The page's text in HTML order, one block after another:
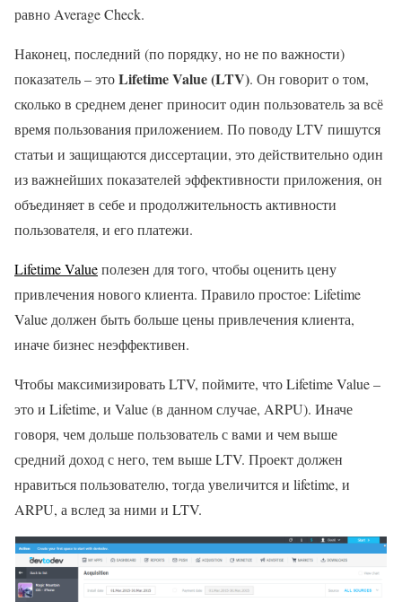
равно Average Check.
Наконец, последний (по порядку, но не по важности)
показатель – этоLifetime Value (LTV). Он говорит о том,
сколько в среднем денег приносит один пользователь за всё
время пользования приложением. По поводу LTV пишутся
статьи и защищаются диссертации, это действительно один
из важнейших показателей эффективности приложения, он
объединяет в себе и продолжительность активности
пользователя, и его платежи.
Lifetime Valueполезен для того, чтобы оценить цену
привлечения нового клиента. Правило простое: Lifetime
Value должен быть больше цены привлечения клиента,
иначе бизнес неэффективен.
Чтобы максимизировать LTV, поймите, что Lifetime Value –
это и Lifetime, и Value (в данном случае, ARPU). Иначе
говоря, чем дольше пользователь с вами и чем выше
средний доход с него, тем выше LTV. Проект должен
нравиться пользователю, тогда увеличится и lifetime, и
ARPU, а вслед за ними и LTV.